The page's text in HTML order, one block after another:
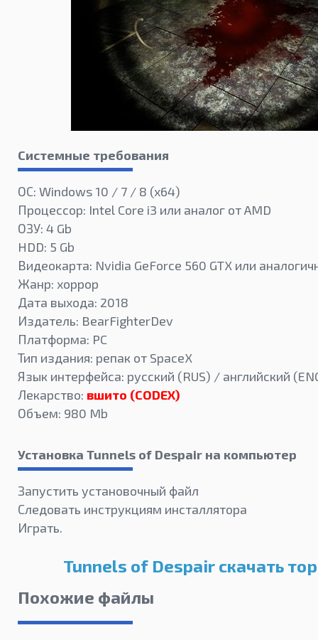
Системные требования
ОС: Windows 10 / 7 / 8 (x64)
Процессор: Intel Core i3 или аналог от AMD
ОЗУ: 4 Gb
HDD: 5 Gb
Видеокарта: Nvidia GeForce 560 GTX или
Жанр: хоррор
Дата выхода: 2018
Издатель: BearFighterDev
Платформа: PC
Тип издания: репак от SpaceX
Язык интерфейса: русский (RUS) / английский
Лекарство: вшито (CODEX)
Объем: 980 Mb
Установка Tunnels of Despair на компьютер
Запустить установочный файл
Следовать инструкциям инсталлятора
Играть.
Tunnels of Despair скачать
Похожие файлы